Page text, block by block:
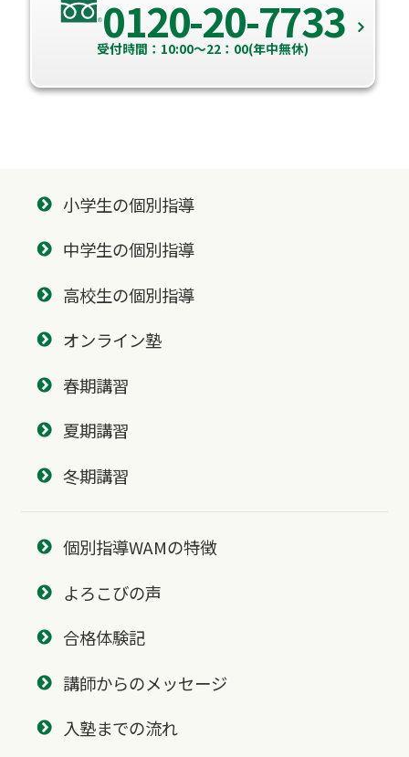
0120-20-7733
受付時間：10:00～22：00(年中無休)
小学生の個別指導
中学生の個別指導
高校生の個別指導
オンライン塾
春期講習
夏期講習
冬期講習
個別指導WAMの特徴
よろこびの声
合格体験記
講師からのメッセージ
入塾までの流れ